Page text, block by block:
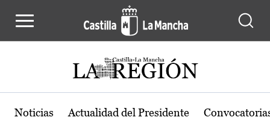
Actualidad de la región de Castilla-
Noticias Actualidad del Presidente